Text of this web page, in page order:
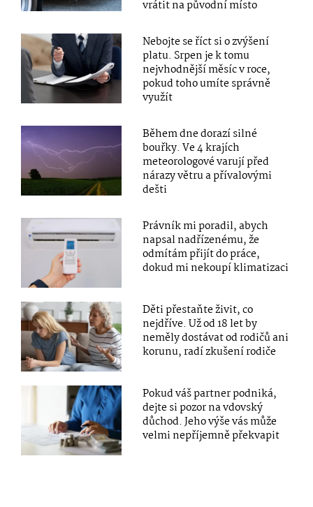
vrátit na původní místo
Nebojte se říct si o zvýšení
platu. Srpen je k tomu
nejvhodnější měsíc v roce,
pokud toho umíte správně
využít
Během dne dorazí silné
bouřky. Ve 4 krajích
meteorologové varují před
nárazy větru a přívalovými
dešti
Právník mi poradil, abych
napsal nadřízenému, že
odmítám přijít do práce,
dokud mi nekoupí klimatizaci
Děti přestaňte živit, co
nejdříve. Už od 18 let by
neměly dostávat od rodičů ani
korunu, radí zkušení rodiče
Pokud váš partner podniká,
dejte si pozor na vdovský
důchod. Jeho výše vás může
velmi nepříjemně překvapit